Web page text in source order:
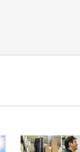
あり,交通費補助あり,